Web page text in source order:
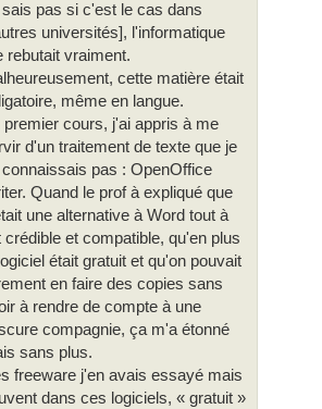
sais pas si c'est le cas dans
universités], l'informatique
rebutait vraiment.
cette matière était
même en langue.
premier cours, j'ai appris à me
d'un traitement de texte que je
connaissais pas : OpenOffice
Quand le prof à expliqué que
une alternative à Word tout à
crédible et compatible, qu'en plus
était gratuit et qu'on pouvait
en faire des copies sans
à rendre de compte à une
compagnie, ça m'a étonné
sans plus.
freeware j'en avais essayé mais
dans ces logiciels, « gratuit »